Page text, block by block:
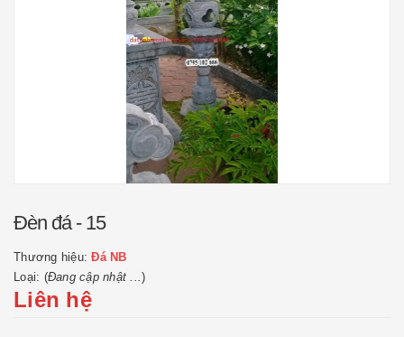
Đèn đá - 15
Thương hiệu:Đá NB
Loại: (Đang cập nhật ...)
Liên hệ